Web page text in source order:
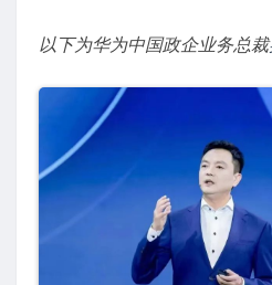
以下为华为中国政企业务总裁